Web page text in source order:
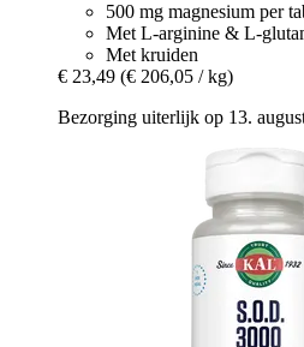
500 mg magnesium per
Met L-arginine & L-
Met kruiden
€ 23,49 (€ 206,05 / kg)
Bezorging uiterlijk op 13.